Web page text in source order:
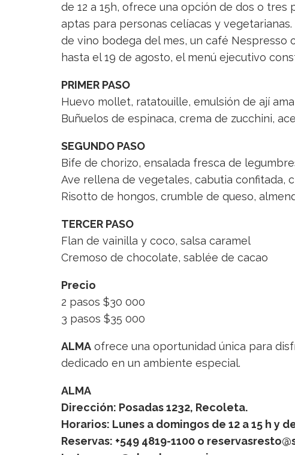
de 12 a 15h, ofrece una opción de dos o tres
aptas para personas celíacas y
de vino bodega del mes, un café Nespresso
hasta el 19 de agosto, el menú ejecutivo
PRIMER PASO
Huevo mollet, ratatouille, emulsión de ají
Buñuelos de espinaca, crema de zucchini,
SEGUNDO PASO
Bife de chorizo, ensalada fresca de
Ave rellena de vegetales, cabutia confitada,
Risotto de hongos, crumble de queso,
TERCER PASO
Flan de vainilla y coco, salsa caramel
Cremoso de chocolate, sablée de cacao
Precio
2 pasos $30 000
3 pasos $35 000
ALMA ofrece una oportunidad única para
dedicado en un ambiente especial.
ALMA
Dirección: Posadas 1232, Recoleta.
Horarios: Lunes a domingos de 12 a 15 h y
Reservas: +549 4819-1100 o